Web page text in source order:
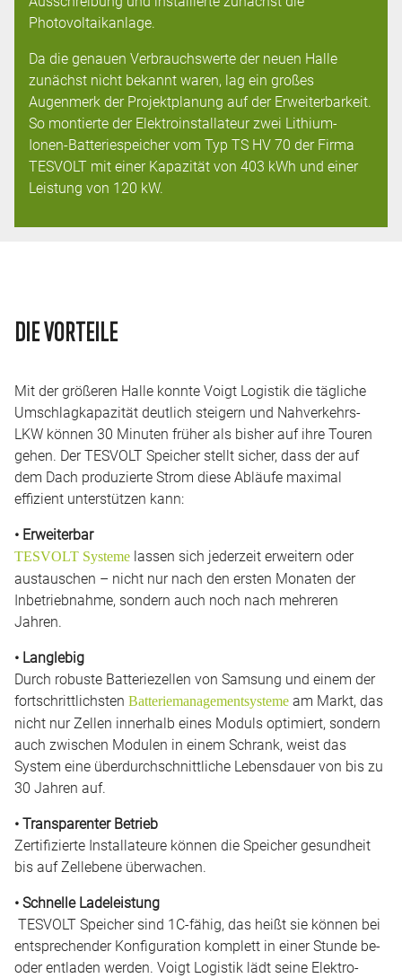
Photovoltaikanlage.
Da die genauen Verbrauchswerte der neuen Halle
zunächst nicht bekannt waren, lag ein großes
Augenmerk der Projektplanung auf der Erweiterbarkeit.
So montierte der Elektroinstallateur zwei Lithium-
Ionen-Batteriespeicher vom Typ TS HV 70 der Firma
TESVOLT mit einer Kapazität von 403 kWh und einer
Leistung von 120 kW.
DIE VORTEILE
Mit der größeren Halle konnte Voigt Logistik die tägliche
Umschlagkapazität deutlich steigern und Nahverkehrs-
LKW können 30 Minuten früher als bisher auf ihre Touren
gehen. Der TESVOLT Speicher stellt sicher, dass der auf
dem Dach produzierte Strom diese Abläufe maximal
effizient unterstützen kann:
• Erweiterbar
TESVOLT Systeme lassen sich jederzeit erweitern oder
austauschen – nicht nur nach den ersten Monaten der
Inbetriebnahme, sondern auch noch nach mehreren
Jahren.
• Langlebig
Durch robuste Batteriezellen von Samsung und einem der
fortschrittlichsten Batteriemanagementsysteme am Markt, das
nicht nur Zellen innerhalb eines Moduls optimiert, sondern
auch zwischen Modulen in einem Schrank, weist das
System eine überdurchschnittliche Lebensdauer von bis zu
30 Jahren auf.
• Transparenter Betrieb
Zertifizierte Installateure können die Speicher gesundheit
bis auf Zellebene überwachen.
• Schnelle Ladeleistung
TESVOLT Speicher sind 1C-fähig, das heißt sie können bei
entsprechender Konfiguration komplett in einer Stunde be-
oder entladen werden. Voigt Logistik lädt seine Elektro-